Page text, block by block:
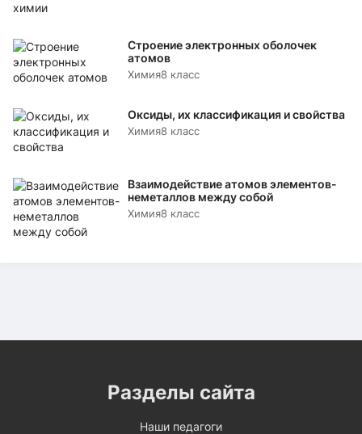
Строение электронных оболочек
атомов
Химия8 класс
Оксиды, их классификация и свойства
Химия8 класс
Взаимодействие атомов элементов-
неметаллов между собой
Химия8 класс
Разделы сайта
Наши педагоги